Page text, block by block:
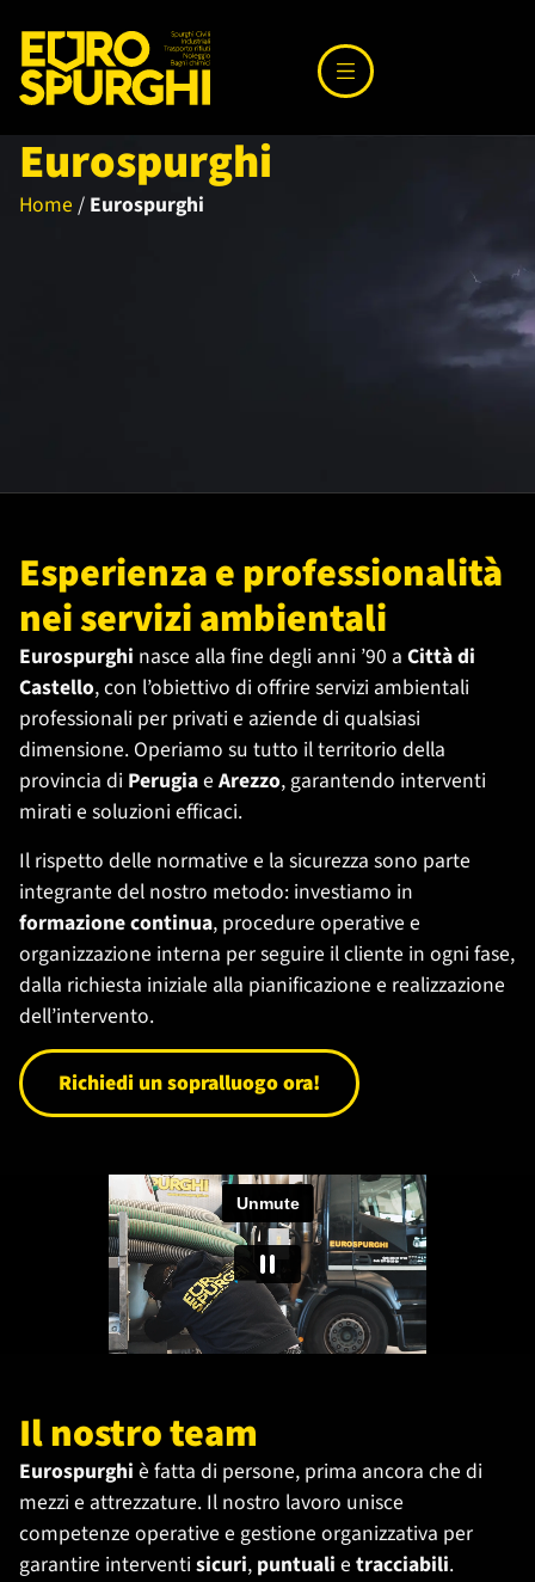
Eurospurghi
Home / Eurospurghi
Esperienza e professionalità
nei servizi ambientali
Eurospurghi nasce alla fine degli anni ’90 a Città di
Castello, con l’obiettivo di offrire servizi ambientali
professionali per privati e aziende di qualsiasi
dimensione. Operiamo su tutto il territorio della
provincia di Perugiae Arezzo, garantendo interventi
mirati e soluzioni efficaci.
Il rispetto delle normative e la sicurezza sono parte
integrante del nostro metodo: investiamo in
formazione continua, procedure operative e
organizzazione interna per seguire il cliente in ogni fase,
dalla richiesta iniziale alla pianificazione e realizzazione
dell’intervento.
Richiedi un sopralluogo ora!
Il nostro team
Eurospurghi è fatta di persone, prima ancora che di
mezzi e attrezzature. Il nostro lavoro unisce
competenze operative e gestione organizzativa per
garantire interventi sicuri, puntuali e tracciabili.